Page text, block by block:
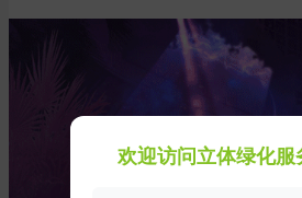
欢迎访问立体绿化服